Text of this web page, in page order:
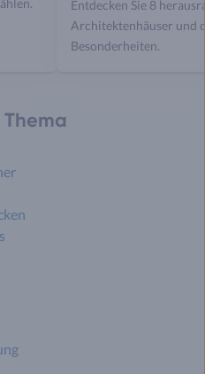
Entdecken Sie 8
Architektenhäuser und
Besonderheiten.